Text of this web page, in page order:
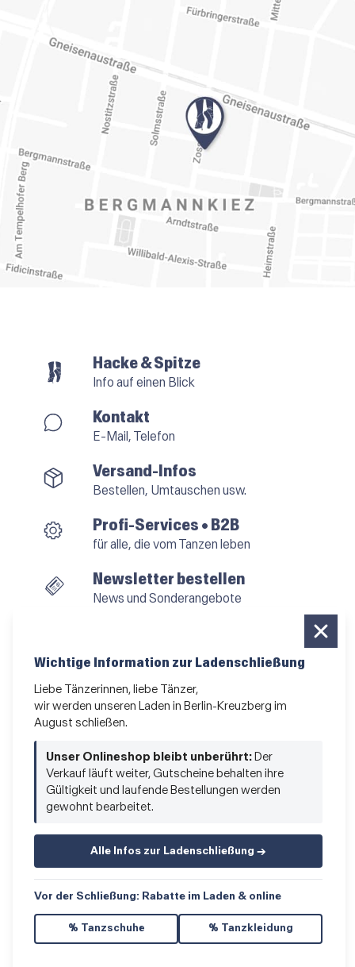
Hacke & Spitze
Info auf einen Blick
Kontakt
E-Mail, Telefon
Versand-Infos
Bestellen, Umtauschen usw.
Profi-Services • B2B
für alle, die vom Tanzen leben
Newsletter bestellen
News und Sonderangebote
Vertrag widerrufen
© 2026 Hacke & Spitze GmbH
Wichtige Information zur Ladenschließung
Liebe Tänzerinnen, liebe Tänzer,
wir werden unseren Laden in Berlin-Kreuzberg im
August schließen.
Unser Onlineshop bleibt unberührt: Der
Verkauf läuft weiter, Gutscheine behalten ihre
Gültigkeit und laufende Bestellungen werden
gewohnt bearbeitet.
Alle Infos zur Ladenschließung →
Vor der Schließung: Rabatte im Laden & online
% Tanzschuhe % Tanzkleidung